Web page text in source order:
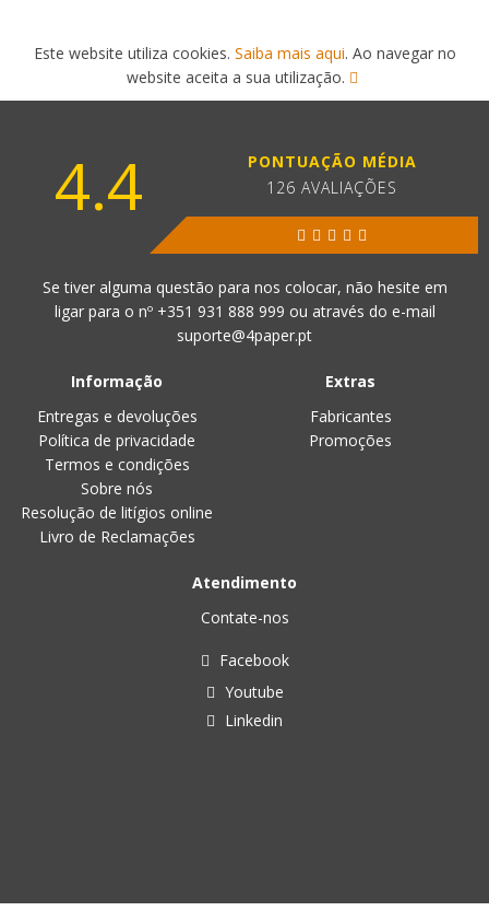
Este website utiliza cookies. Saiba mais aqui. Ao navegar no
website aceita a sua utilização.
4.4
PONTUAÇÃO MÉDIA
126 AVALIAÇÕES
Se tiver alguma questão para nos colocar, não hesite em
ligar para o nº +351 931 888 999 ou através do e-mail
suporte@4paper.pt
Informação
Entregas e devoluções
Política de privacidade
Termos e condições
Sobre nós
Resolução de litígios online
Livro de Reclamações
Extras
Fabricantes
Promoções
Atendimento
Contate-nos
Facebook
Youtube
Linkedin